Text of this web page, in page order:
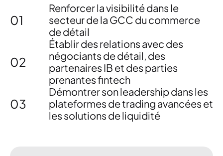
01
Renforcer la visibilité dans le
secteur de la GCC du commerce
de détail
02
Établir des relations avec des
négociants de détail, des
partenaires IB et des parties
prenantes fintech
03
Démontrer son leadership dans les
plateformes de trading avancées et
les solutions de liquidité